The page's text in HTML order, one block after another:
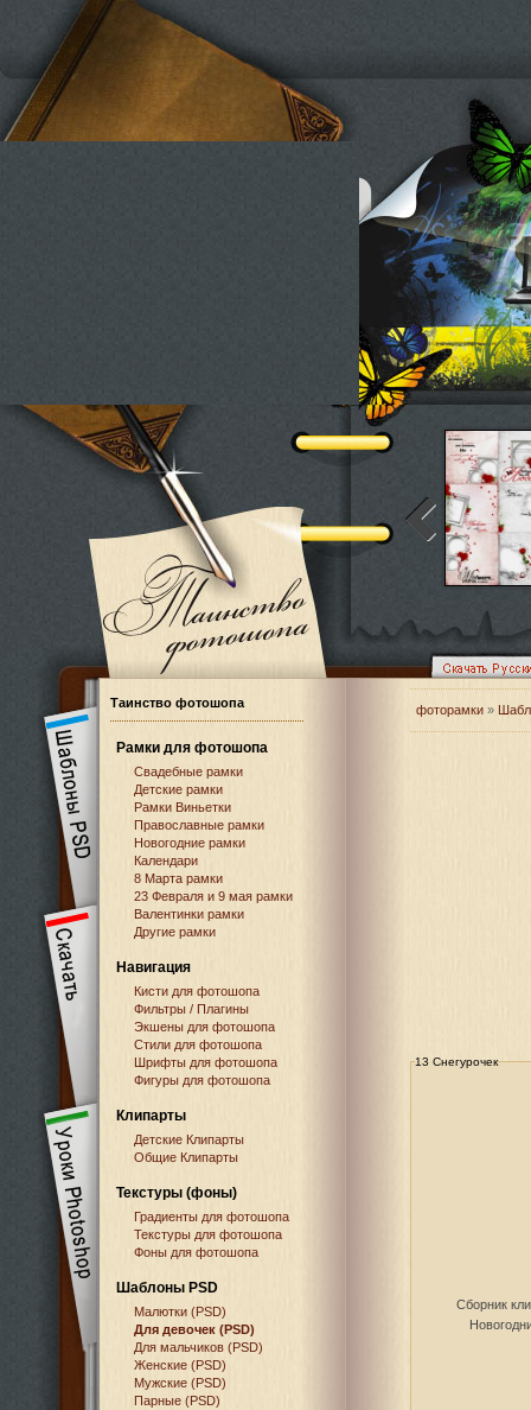
Таинство фотошопа
Рамки для фотошопа
Свадебные рамки
Детские рамки
Рамки Виньетки
Православные рамки
Новогодние рамки
Календари
8 Марта рамки
23 Февраля и 9 мая рамки
Валентинки рамки
Другие рамки
Навигация
Кисти для фотошопа
Фильтры / Плагины
Экшены для фотошопа
Стили для фотошопа
Шрифты для фотошопа
Фигуры для фотошопа
Клипарты
Детские Клипарты
Общие Клипарты
Текстуры (фоны)
Градиенты для фотошопа
Текстуры для фотошопа
Фоны для фотошопа
Шаблоны PSD
Малютки (PSD)
Для девочек (PSD)
Для мальчиков (PSD)
Женские (PSD)
Мужские (PSD)
Парные (PSD)
фоторамки »
13 Снегурочек
Сборник